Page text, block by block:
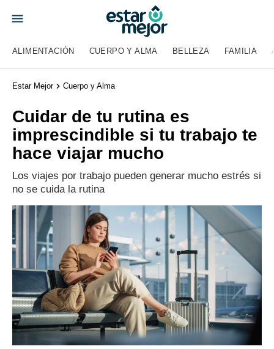
ALIMENTACIÓN CUERPO Y ALMA BELLEZA FAMILIA
Estar Mejor Cuerpo y Alma
Cuidar de tu rutina es
imprescindible si tu trabajo te
hace viajar mucho
Los viajes por trabajo pueden generar mucho estrés si
no se cuida la rutina